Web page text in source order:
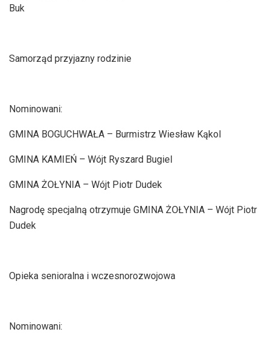
Buk
Samorząd przyjazny rodzinie
Nominowani:
GMINA BOGUCHWAŁA – Burmistrz Wiesław Kąkol
GMINA KAMIEŃ – Wójt Ryszard Bugiel
GMINA ŻOŁYNIA – Wójt Piotr Dudek
Nagrodę specjalną otrzymuje GMINA ŻOŁYNIA – Wójt Piotr
Dudek
Opieka senioralna i wczesnorozwojowa
Nominowani: